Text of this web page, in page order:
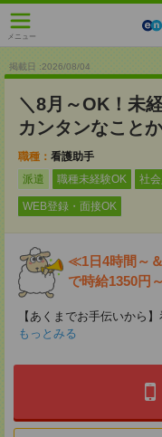
メニュー
掲載日 :2026/08/04
＼8月～OK！未
カンタンなこと
職種： 看護助手
派遣
職種未経験OK 社
WEB登録・面接OK
≪1日4時間～
で時給1350円
【あくまでお手伝いから
もっとみる